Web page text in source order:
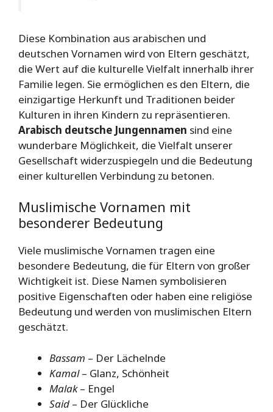
Diese Kombination aus arabischen und
deutschen Vornamen wird von Eltern geschätzt,
die Wert auf die kulturelle Vielfalt innerhalb ihrer
Familie legen. Sie ermöglichen es den Eltern, die
einzigartige Herkunft und Traditionen beider
Kulturen in ihren Kindern zu repräsentieren.
Arabisch deutsche Jungennamen sind eine
wunderbare Möglichkeit, die Vielfalt unserer
Gesellschaft widerzuspiegeln und die Bedeutung
einer kulturellen Verbindung zu betonen.
Muslimische Vornamen mit
besonderer Bedeutung
Viele muslimische Vornamen tragen eine
besondere Bedeutung, die für Eltern von großer
Wichtigkeit ist. Diese Namen symbolisieren
positive Eigenschaften oder haben eine religiöse
Bedeutung und werden von muslimischen Eltern
geschätzt.
Bassam – Der Lächelnde
Kamal– Glanz, Schönheit
Malak– Engel
Said – Der Glückliche